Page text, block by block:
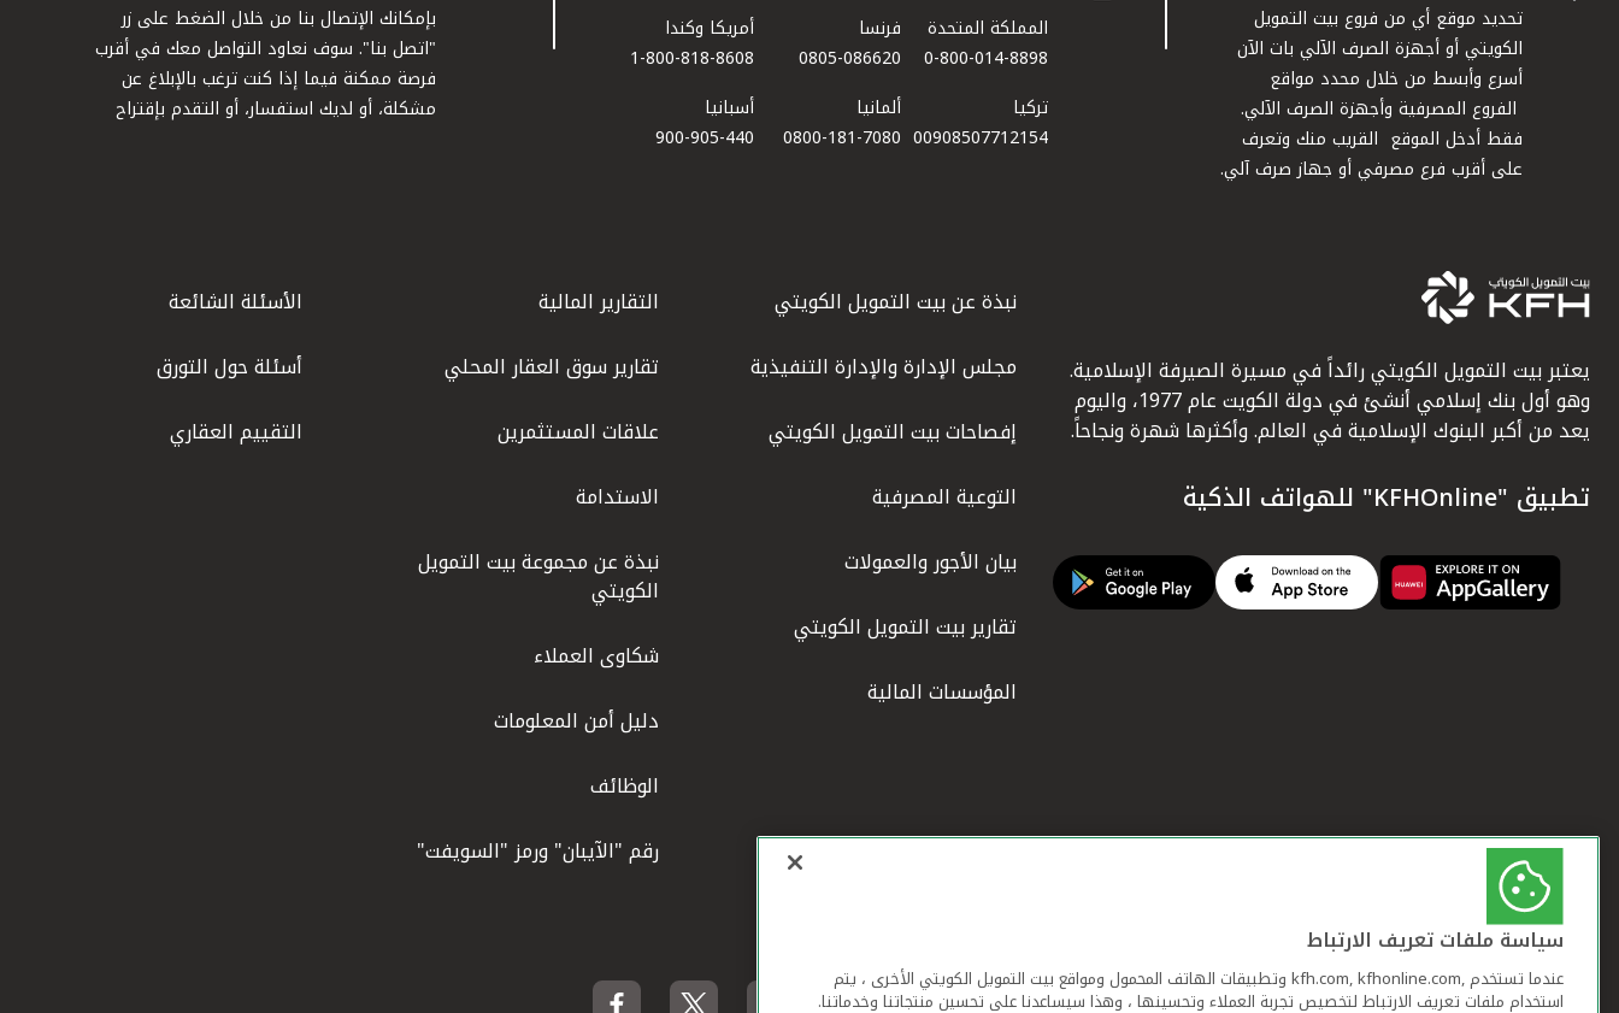
تحديد موقع أي من فروع بيت التمويل
الكويتي أو أجهزة الصرف الآلي بات الآن
أسرع وأبسط من خلال محدد مواقع
الفروع المصرفية وأجهزة الصرف الآلي.
فقط أدخل الموقع القريب منك وتعرف
على أقرب فرع مصرفي أو جهاز صرف آلي.
المملكة المتحدة
0-800-014-8898
فرنسا
0805-086620
أمريكا وكندا
1-800-818-8608
تركيا
00908507712154​
ألمانيا
0800-181-7080
أسبانيا
900-905-440
بإمكانك الإتصال بنا من خلال الضغط على زر
"اتصل بنا". سوف نعاود التواصل معك في أقرب
فرصة ممكنة فيما إذا كنت ترغب بالإبلاغ عن
مشكلة، أو لديك استفسار، أو التقدم بإقتراح
يعتبر بيت التمويل الكويتي رائداً في مسيرة الصيرفة الإسلامية.
وهو أول بنك إسلامي أنشئ في دولة الكويت عام 1977، واليوم
يعد من أكبر البنوك الإسلامية في العالم. وأكثرها شهرة ونجاحاً.
تطبيق "KFHOnline" للهواتف الذكية
نبذة عن بيت التمويل الكويتي
مجلس الإدارة والإدارة التنفيذية
إفصاحات بيت التمويل الكويتي
التوعية المصرفية
بيان الأجور والعمولات
تقارير بيت التمويل الكويتي
المؤسسات المالية
التقارير المالية
تقارير سوق العقار المحلي
علاقات المستثمرين
الاستدامة
نبذة عن مجموعة بيت التمويل
الكويتي
شكاوى العملاء
دليل أمن المعلومات
الوظائف
رقم "الآيبان" ورمز "السويفت"
الأسئلة الشائعة
أسئلة حول التورق
التقييم العقاري
سياسة ملفات تعريف الارتباط
عندما تستخدم ,kfh.com, kfhonline.com وتطبيقات الهاتف المحمول ومواقع بيت التمويل الكويتي الأخرى ، يتم
استخدام ملفات تعريف الارتباط لتخصيص تجربة العملاء وتحسينها ، وهذا سيساعدنا على تحسين منتجاتنا وخدماتنا.